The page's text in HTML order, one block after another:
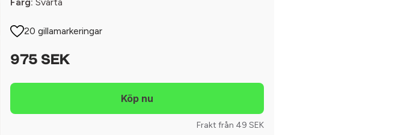
20 gillamarkeringar
975 SEK
Frakt från 49 SEK